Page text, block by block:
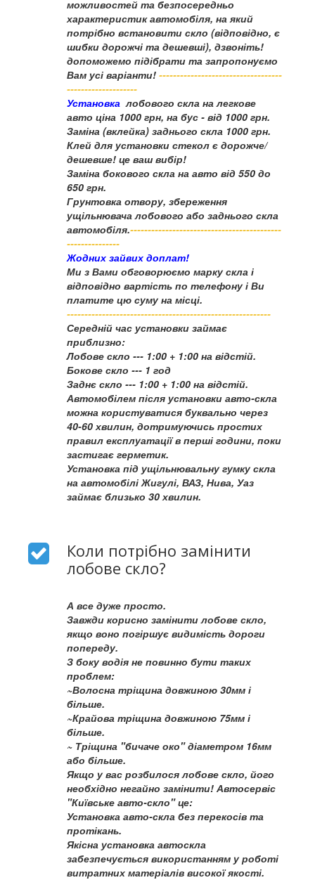
можливостей та безпосередньо
характеристик автомобіля, на який
потрібно встановити скло (відповідно, є
шибки дорожчі та дешевші), дзвоніть!
допоможемо підібрати та запропонуємо
Вам усі варіанти! -----------------------------------
--------------------
Установка лобового скла на легкове
авто ціна 1000 грн, на бус - від 1000 грн.
Заміна (вклейка) заднього скла 1000 грн.
Клей для установки стекол є дорожче/
дешевше! це ваш вибір!
Заміна бокового скла на авто від 550 до
650 грн.
Грунтовка отвору, збереження
ущільнювача лобового або заднього скла
автомобіля.-------------------------------------------
---------------
Жодних зайвих доплат!
Ми з Вами обговорюємо марку скла і
відповідно вартість по телефону і Ви
платите цю суму на місці.
----------------------------------------------------------
Середній час установки займає
приблизно:
Лобове скло --- 1:00 + 1:00 на відстій.
Бокове скло --- 1 год
Заднє скло --- 1:00 + 1:00 на відстій.
Автомобілем після установки авто-скла
можна користуватися буквально через
40-60 хвилин, дотримуючись простих
правил експлуатації в перші години, поки
застигає герметик.
Установка під ущільнювальну гумку скла
на автомобілі Жигулі, ВАЗ, Нива, Уаз
займає близько 30 хвилин.
Коли потрібно замінити
лобове скло?
А все дуже просто.
Завжди корисно замінити лобове скло,
якщо воно погіршує видимість дороги
попереду.
З боку водія не повинно бути таких
проблем:
~Волосна тріщина довжиною 30мм і
більше.
~Крайова тріщина довжиною 75мм і
більше.
~ Тріщина "бичаче око" діаметром 16мм
або більше.
Якщо у вас розбилося лобове скло, його
необхідно негайно замінити! Автосервіс
"Київське авто-скло" це:
Установка авто-скла без перекосів та
протікань.
Якісна установка автоскла
забезпечується використанням у роботі
витратних матеріалів високої якості.